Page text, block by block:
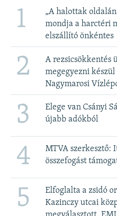
1
„A halottak
mondja a harctéri
elszállító önkéntes
2
A rezsicsökkentés
megegyezni készül
Nagymarosi
3
Elege van Csányi
újabb adókból
4
MTVA szerkesztő:
összefogást
5
Elfoglalta a zsidó
Kazinczy utcai